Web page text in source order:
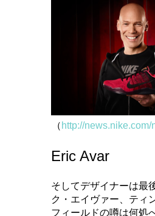
（ http://news.nike.com/
Eric Avar
そしてデザイナーは最
ク・エイヴァー、ティ
フィールドの噂は何処